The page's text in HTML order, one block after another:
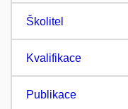
Školitel
Kvalifikace
Publikace